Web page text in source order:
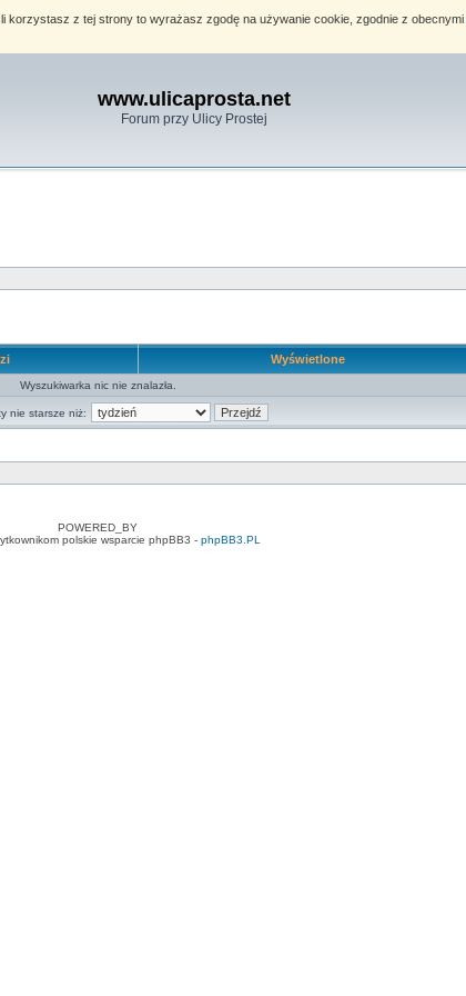
z tej strony to wyrażasz zgodę na używanie cookie, zgodnie z obecnymi
www.ulicaprosta.net
Forum przy Ulicy Prostej
Wyświetlone
Wyszukiwarka nic nie znalazła.
nie starsze niż:
POWERED_BY
polskie wsparcie phpBB3 - phpBB3.PL